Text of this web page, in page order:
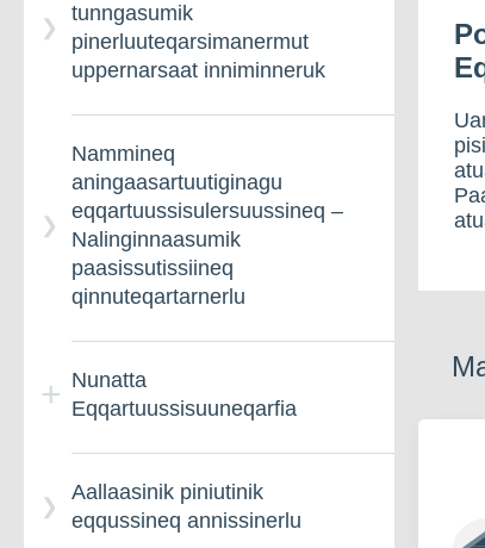
tunngasumik
pinerluuteqarsimanermut
uppernarsaat inniminneruk
Nammineq
aningaasartuutiginagu
eqqartuussisulersuussineq –
Nalinginnaasumik
paasissutissiineq
qinnuteqartarnerlu
Nunatta
Eqqartuussisuuneqarfia
Aallaasinik piniutinik
eqqussineq annissinerlu